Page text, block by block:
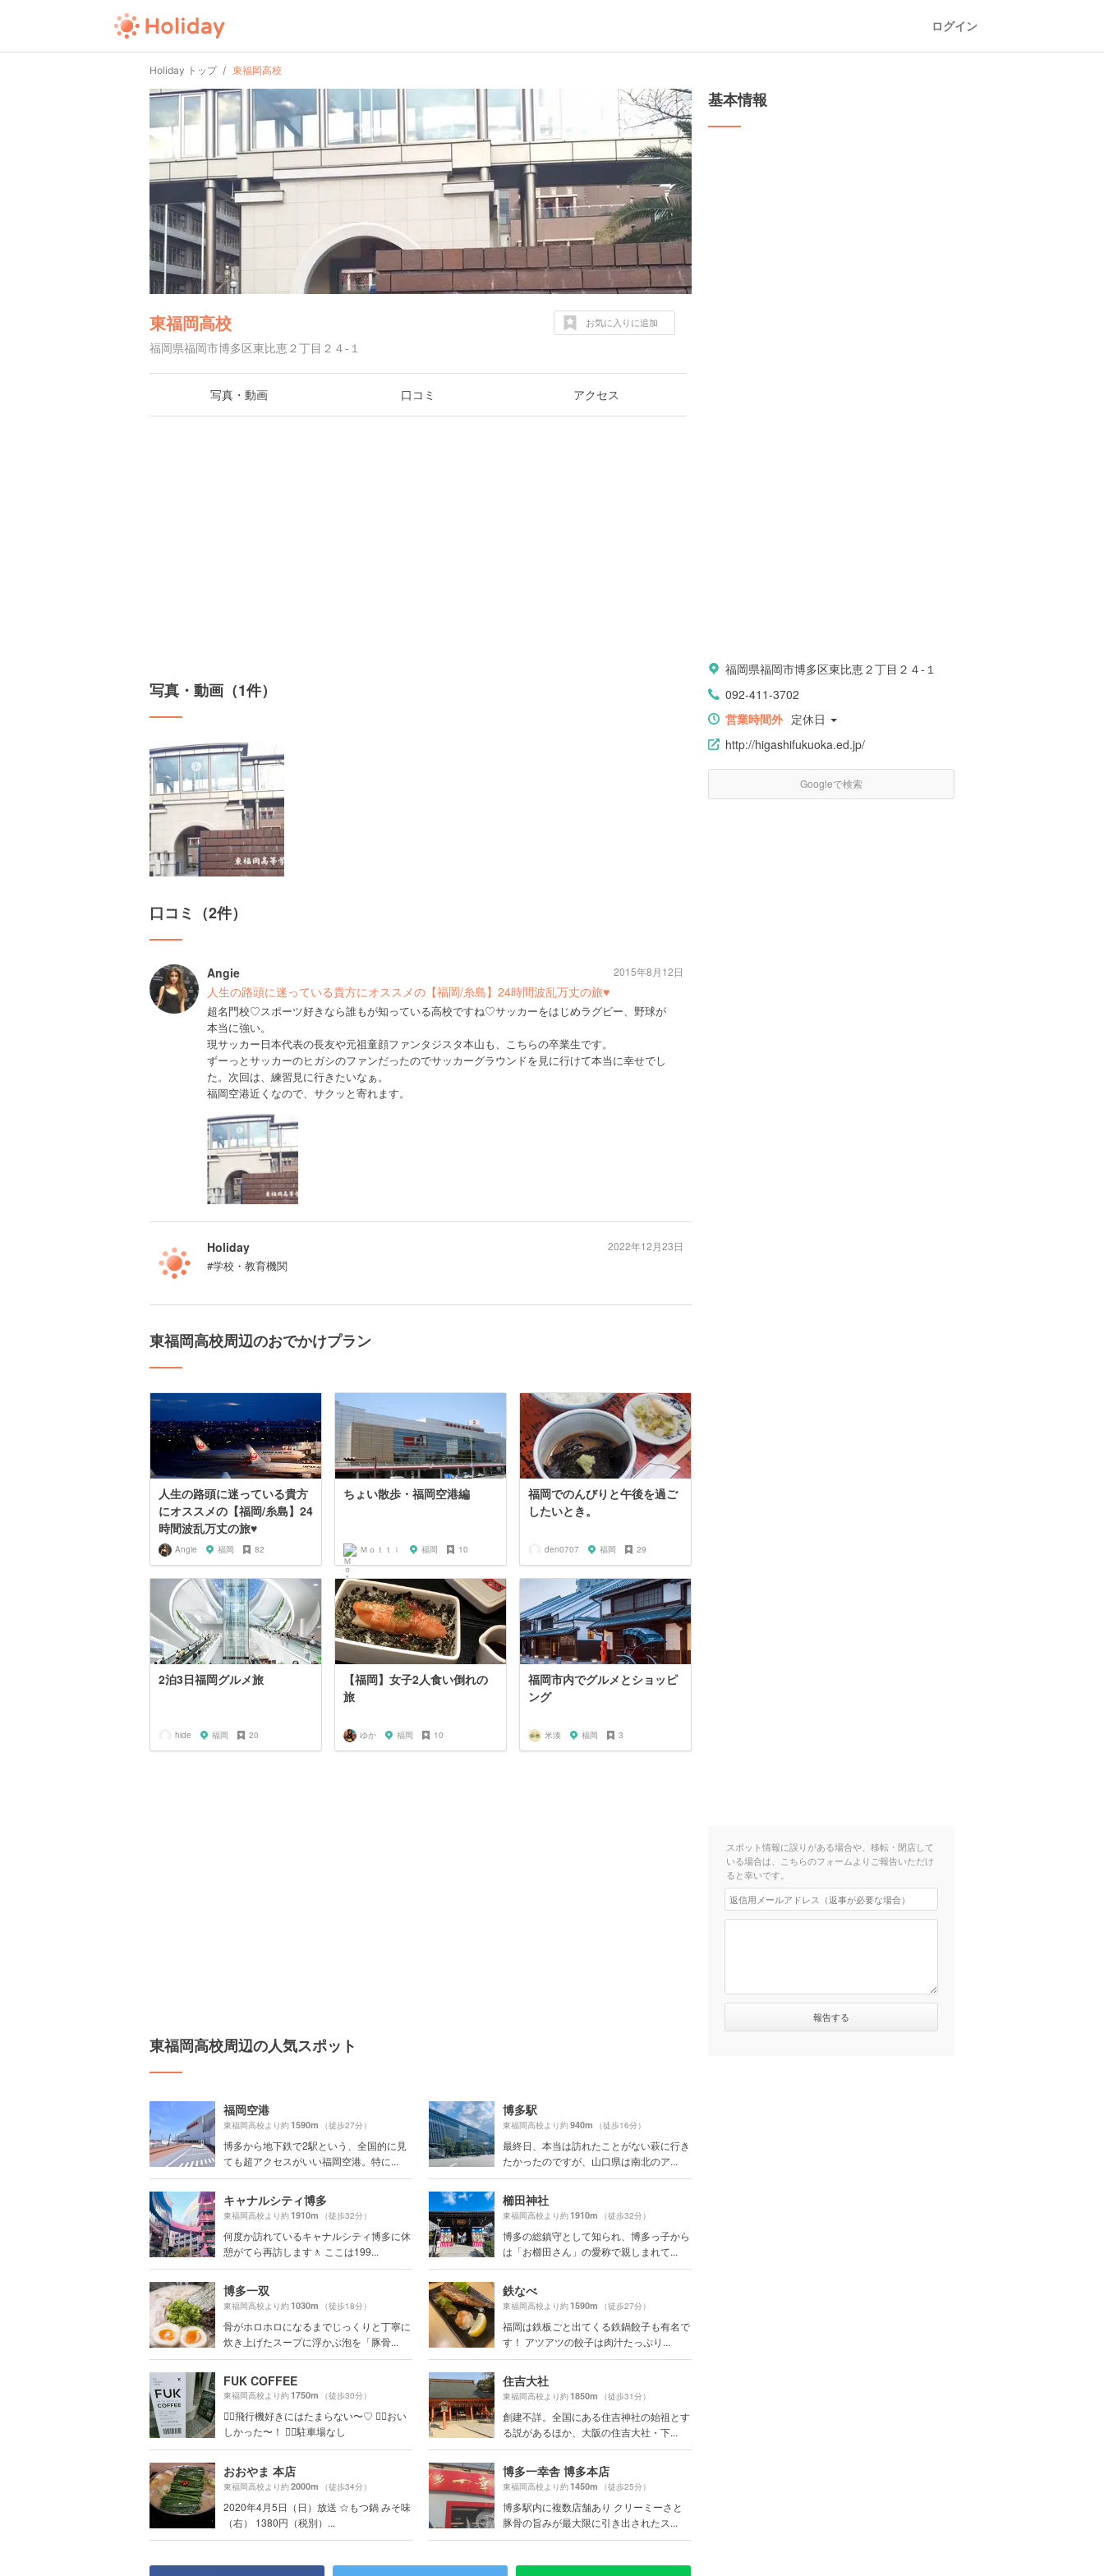
ログイン
Holiday トップ 東福岡高校
東福岡高校
福岡県福岡市博多区東比恵２丁目２４-１
お気に入りに追加
写真・動画 口コミ アクセス
写真・動画（1件）
口コミ（2件）
Angie
人生の路頭に迷っている貴方にオススメの【福岡/糸島】24時間波乱万丈の旅♥︎
超名門校♡スポーツ好きなら誰もが知っている高校ですね♡サッカーをはじめラグビー、野球が
本当に強い。
現サッカー日本代表の長友や元祖童顔ファンタジスタ本山も、こちらの卒業生です。
ずーっとサッカーのヒガシのファンだったのでサッカーグラウンドを見に行けて本当に幸せでし
た。次回は、練習見に行きたいなぁ。
福岡空港近くなので、サクッと寄れます。
2015年8月12日
Holiday
#学校・教育機関
2022年12月23日
東福岡高校周辺のおでかけプラン
人生の路頭に迷っている貴方
にオススメの【福岡/糸島】24
時間波乱万丈の旅♥︎
Angie 福岡 82
ちょい散歩・福岡空港編
Ｍｏｔｔｉ 福岡 10
福岡でのんびりと午後を過ご
したいとき。
den0707 福岡 29
2泊3日福岡グルメ旅
hide 福岡 20
【福岡】女子2人食い倒れの
旅
ゆか 福岡 10
福岡市内でグルメとショッピ
ング
米湊 福岡 3
東福岡高校周辺の人気スポット
福岡空港
東福岡高校より約1590m （徒歩27分）
博多から地下鉄で2駅という、全国的に見
ても超アクセスがいい福岡空港。特に...
博多駅
東福岡高校より約940m （徒歩16分）
最終日、本当は訪れたことがない萩に行き
たかったのですが、山口県は南北のア...
キャナルシティ博多
東福岡高校より約1910m （徒歩32分）
何度か訪れているキャナルシティ博多に休
憩がてら再訪します🚶 ここは199...
櫛田神社
東福岡高校より約1910m （徒歩32分）
博多の総鎮守として知られ、博多っ子から
は「お櫛田さん」の愛称で親しまれて...
博多一双
東福岡高校より約1030m （徒歩18分）
骨がホロホロになるまでじっくりと丁寧に
炊き上げたスープに浮かぶ泡を「豚骨...
鉄なべ
東福岡高校より約1590m （徒歩27分）
福岡は鉄板ごと出てくる鉄鍋餃子も有名で
す！ アツアツの餃子は肉汁たっぷり...
FUK COFFEE
東福岡高校より約1750m （徒歩30分）
☝🏻飛行機好きにはたまらない〜♡ ☝🏻おい
しかった〜！ ☝🏻駐車場なし
住吉大社
東福岡高校より約1850m （徒歩31分）
創建不詳。全国にある住吉神社の始祖とす
る説があるほか、大阪の住吉大社・下...
おおやま 本店
東福岡高校より約2000m （徒歩34分）
2020年4月5日（日）放送 ☆もつ鍋 みそ味
（右） 1380円（税別）...
博多一幸舎 博多本店
東福岡高校より約1450m （徒歩25分）
博多駅内に複数店舗あり クリーミーさと
豚骨の旨みが最大限に引き出されたス...
基本情報
福岡県福岡市博多区東比恵２丁目２４-１
092-411-3702
営業時間外 定休日
http://higashifukuoka.ed.jp/
Googleで検索
スポット情報に誤りがある場合や、移転・閉店して
いる場合は、こちらのフォームよりご報告いただけ
ると幸いです。